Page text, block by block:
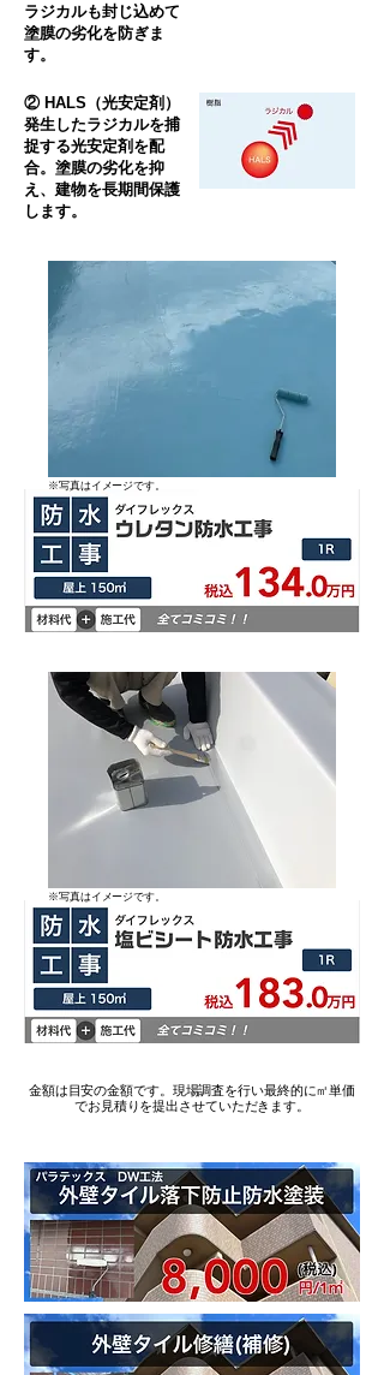
ラジカルも封じ込めて
塗膜の劣化を防ぎま
す。​
② HALS（光安定剤）
発生したラジカルを捕
捉する光安定剤を配
合。塗膜の劣化を抑
え、建物を長期間保護
します。
​※写真はイメージです。
​※写真はイメージです。
金額は目安の金額です。現場調査を行い最終的に㎡単価
でお見積りを提出させていただきます。